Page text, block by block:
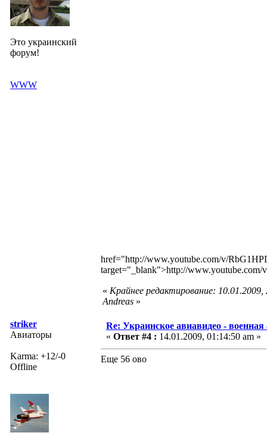
Это украинский
форум!
WWW
href="http://www.youtube.com/v/
target="_blank">http://
« Крайнее редактирование:
Andreas »
striker
Авиаторы
Karma: +12/-0
Offline
Re: Украинское авиавидео -
« Ответ #4 : 14.01.2009, 01:14:50 am »
Еще 56 ово